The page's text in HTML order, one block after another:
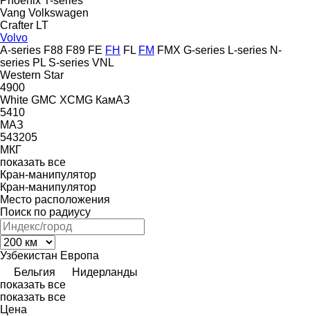
Vang Volkswagen
Crafter LT
Volvo
A-series F88 F89 FE FH FL FM FMX G-series L-series N-
series PL S-series VNL
Western Star
4900
White GMC XCMG КамАЗ
5410
МАЗ
543205
МКГ
показать все
Кран-манипулятор
Кран-манипулятор
Место расположения
Поиск по радиусу
Узбекистан Европа
Бельгия
Нидерланды
показать все
показать все
Цена